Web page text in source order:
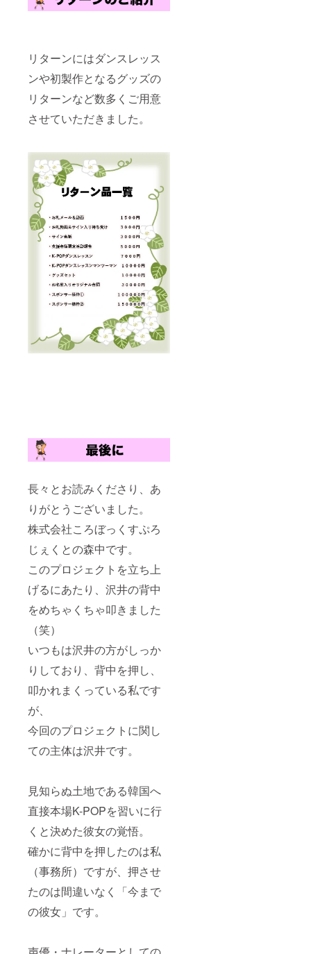
リターンにはダンスレッス
ンや初製作となるグッズの
リターンなど数多くご用意
させていただきました。
長々とお読みくださり、あ
りがとうございました。
株式会社ころぼっくすぷろ
じぇくとの森中です。
このプロジェクトを立ち上
げるにあたり、沢井の背中
をめちゃくちゃ叩きました
（笑）
いつもは沢井の方がしっか
りしており、背中を押し、
叩かれまくっている私です
が、
今回のプロジェクトに関し
ての主体は沢井です。
見知らぬ土地である韓国へ
直接本場K-POPを習いに行
くと決めた彼女の覚悟。
確かに背中を押したのは私
（事務所）ですが、押させ
たのは間違いなく「今まで
の彼女」です。